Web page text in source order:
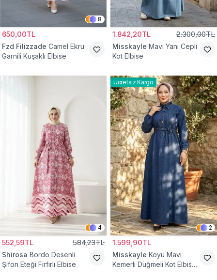
8
650,00TL
Fzd Filizzade Camel Ekru
Garnili Kuşaklı Elbise
1.842,20TL 2.300,00TL
Misskayle Mavi Yanı Cepli
Kot Elbise
4
552,59TL 584,23TL
Shirosa Bordo Desenli
Şifon Eteği Fırfırlı Elbise
Ücretsiz Kargo
2
1.599,90TL
Misskayle Koyu Mavi
Kemerli Düğmeli Kot Elbise